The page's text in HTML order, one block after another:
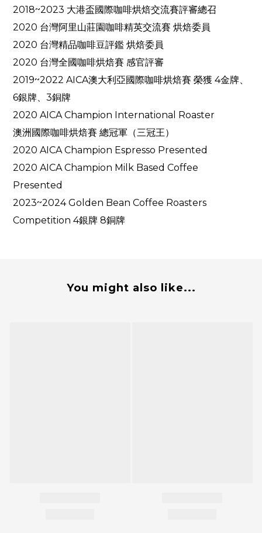
2018~2023 大港盃國際咖啡烘焙交流賽評審總召
2020 台灣阿里山莊園咖啡精英交流賽 烘焙委員
2020 台灣精品咖啡豆評鑑 烘焙委員
2020 台灣全國咖啡烘焙賽 感官評審
2019~2022 AICA澳大利亞國際咖啡烘焙賽 榮獲 4金牌、
6銀牌、3銅牌
2020 AICA Champion International Roaster
澳洲國際咖啡烘焙賽 總冠軍（三冠王）
2020 AICA Champion Espresso Presented
2020 AICA Champion Milk Based Coffee
Presented
2023~2024 Golden Bean Coffee Roasters
Competition 4銀牌 8銅牌
You might also like...